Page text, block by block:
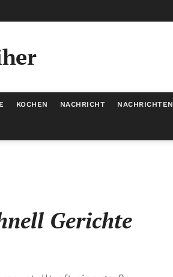
KOCHEN NACHRICHT NACHRICHTEN
Gerichte